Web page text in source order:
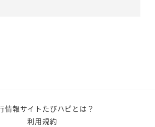
情報サイトたびハピとは？
利用規約